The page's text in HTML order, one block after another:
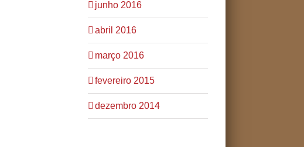
junho 2016
abril 2016
março 2016
fevereiro 2015
dezembro 2014